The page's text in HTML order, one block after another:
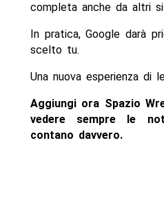
completa anche da altri
In pratica, Google darà
scelto tu.
Una nuova esperienza di
Aggiungi ora Spazio
vedere sempre le
contano davvero.